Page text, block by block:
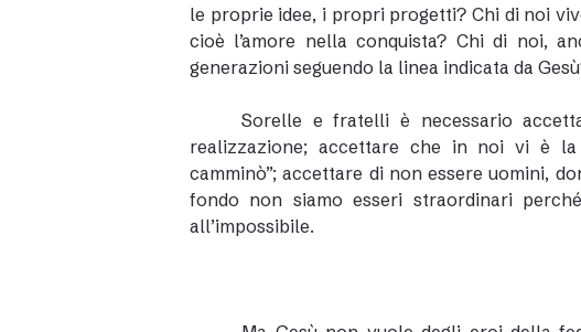
le proprie idee, i propri progetti? Chi di noi
cioè l’amore nella conquista? Chi di noi,
generazioni seguendo la linea indicata da
Sorelle e fratelli è necessario
realizzazione; accettare che in noi vi è la
camminò”; accettare di non essere uomini,
fondo non siamo esseri straordinari
all’impossibile.